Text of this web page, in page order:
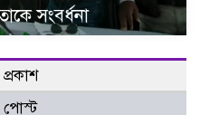
সংবর্ধনা
পোস্ট